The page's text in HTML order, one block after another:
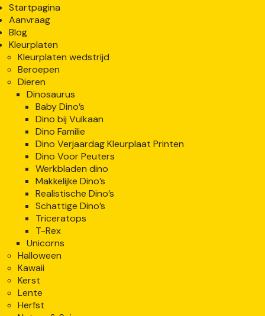
Startpagina
Aanvraag
Blog
Kleurplaten
Kleurplaten wedstrijd
Beroepen
Dieren
Dinosaurus
Baby Dino’s
Dino bij Vulkaan
Dino Familie
Dino Verjaardag Kleurplaat Printen
Dino Voor Peuters
Werkbladen dino
Makkelijke Dino’s
Realistische Dino’s
Schattige Dino’s
Triceratops
T-Rex
Unicorns
Halloween
Kawaii
Kerst
Lente
Herfst